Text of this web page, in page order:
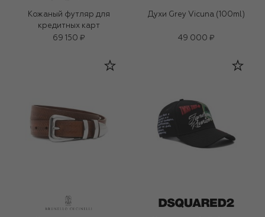
Кожаный футляр для
кредитных карт
69 150 ₽
Духи Grey Vicuna (100ml)
49 000 ₽